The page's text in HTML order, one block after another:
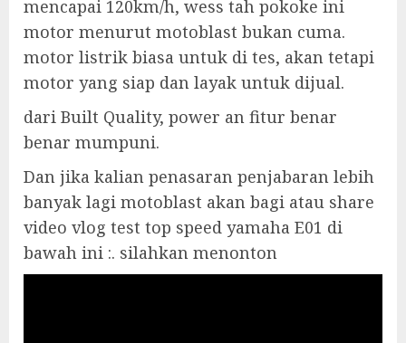
mencapai 120km/h, wess tah pokoke ini
motor menurut motoblast bukan cuma.
motor listrik biasa untuk di tes, akan tetapi
motor yang siap dan layak untuk dijual.
dari Built Quality, power an fitur benar
benar mumpuni.
Dan jika kalian penasaran penjabaran lebih
banyak lagi motoblast akan bagi atau share
video vlog test top speed yamaha E01 di
bawah ini :. silahkan menonton